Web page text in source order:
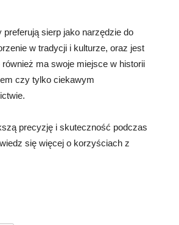
sierp jako narzędzie do
w tradycji i kulturze, oraz jest
ma swoje miejsce w historii
czy tylko ciekawym
precyzję i skuteczność podczas
się więcej o korzyściach z